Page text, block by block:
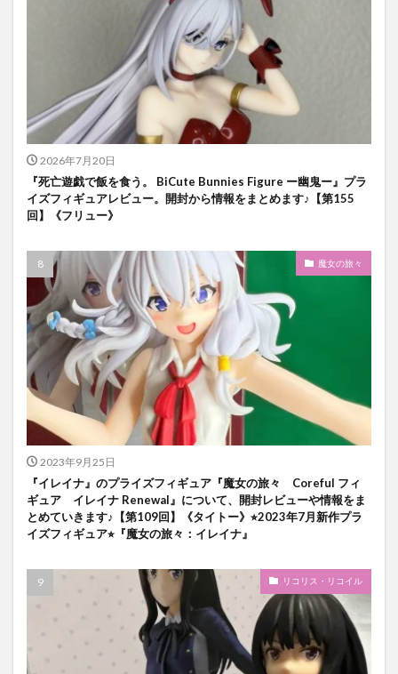
2026年7月20日
『死亡遊戯で飯を食う。 BiCute Bunnies Figure ー幽鬼ー』プラ
イズフィギュアレビュー。開封から情報をまとめます♪【第155
回】《フリュー》
魔女の旅々
2023年9月25日
『イレイナ』のプライズフィギュア『魔女の旅々 Coreful フィ
ギュア イレイナ Renewal』について、開封レビューや情報をま
とめていきます♪【第109回】《タイトー》⭐︎2023年7月新作プラ
イズフィギュア⭐︎『魔女の旅々：イレイナ』
リコリス・リコイル